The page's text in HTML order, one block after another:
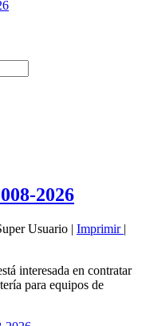
2026
Usuario | Imprimir |
interesada en contratar
para equipos de